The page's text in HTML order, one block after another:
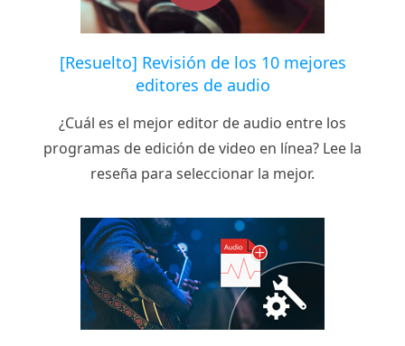
[Resuelto] Revisión de los 10 mejores
editores de audio
¿Cuál es el mejor editor de audio entre los
programas de edición de video en línea? Lee la
reseña para seleccionar la mejor.